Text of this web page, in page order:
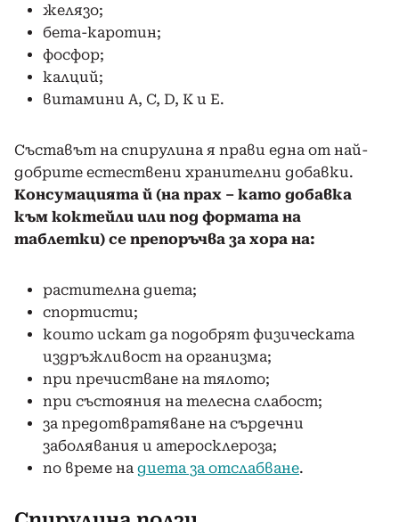
желязо;
бета-каротин;
фосфор;
калций;
витамини A, C, D, K и E.
Съставът на спирулина я прави една от най-
добрите естествени хранителни добавки.
Консумацията й (на прах – като добавка
към коктейли или под формата на
таблетки) се препоръчва за хора на:
растителна диета;
спортисти;
които искат да подобрят физическата
издръжливост на организма;
при пречистване на тялото;
при състояния на телесна слабост;
за предотвратяване на сърдечни
заболявания и атеросклероза;
по време на диета за отслабване.